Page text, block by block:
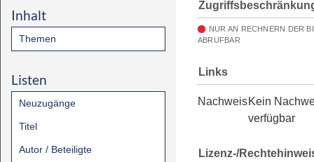
Inhalt
Themen
Listen
Neuzugänge
Titel
Autor / Beteiligte
NUR AN RECHNERN DER
ABRUFBAR
Links
NachweisKein
verfügbar
Lizenz-/